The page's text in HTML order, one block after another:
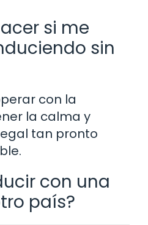
si me
sin
con la
la calma y
tan pronto
con una
país?